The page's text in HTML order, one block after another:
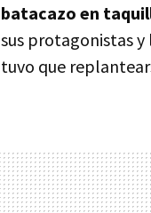
batacazo en
sus protagonistas
tuvo que